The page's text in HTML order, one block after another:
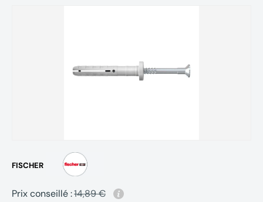
FISCHER
Prix conseillé :14,89 €